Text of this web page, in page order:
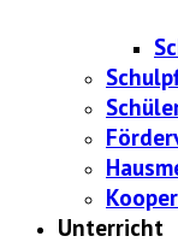
Unterricht